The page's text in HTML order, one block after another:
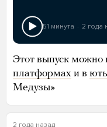
51 минута 2 года
Этот выпуск можно
платформах и в
Медузы»
2 года назад